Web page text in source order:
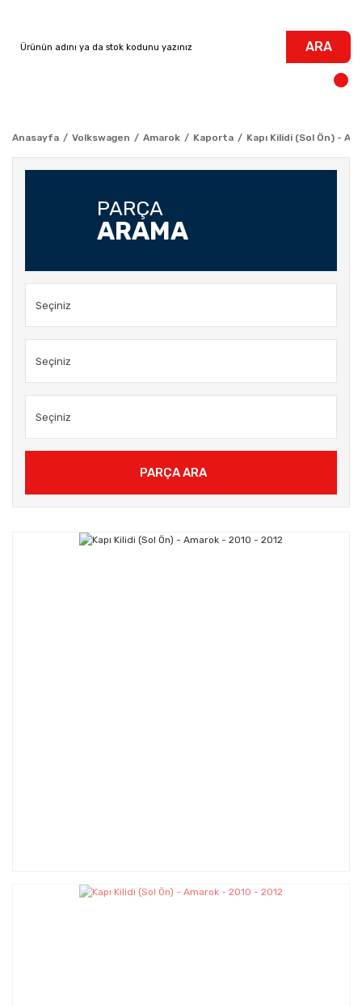
ARA
Anasayfa Volkswagen Amarok Kaporta Kapı Kilidi (Sol Ön) -
PARÇA
ARAMA
PARÇA ARA